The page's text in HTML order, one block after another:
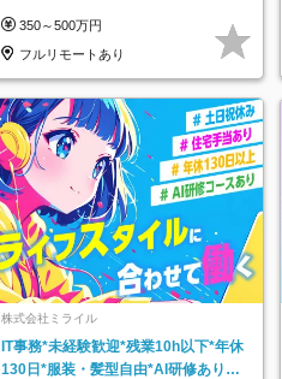
350～500万円
フルリモートあり
株式会社ミライル
IT事務*未経験歓迎*残業10h以下*年休
130日*服装・髪型自由*AI研修あり*